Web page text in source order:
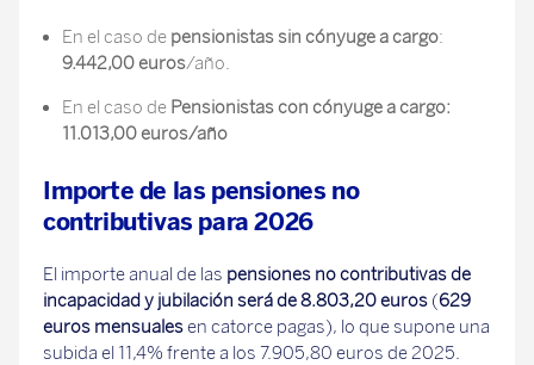
En el caso de pensionistas sin cónyuge a cargo:
9.442,00 euros/año.
En el caso de Pensionistas con cónyuge a cargo:
11.013,00 euros/año
Importe de las pensiones no
contributivas para 2026
El importe anual de las pensiones no contributivas de
incapacidad y jubilación será de 8.803,20 euros (629
euros mensualesen catorce pagas), lo que supone una
subida el 11,4% frente a los 7.905,80 euros de 2025.